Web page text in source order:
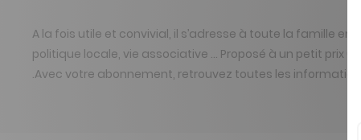
A la fois utile et convivial, il s’adresse à toute la famille
politique locale, vie associative … Proposé à un petit prix
.Avec votre abonnement, retrouvez toutes les informations